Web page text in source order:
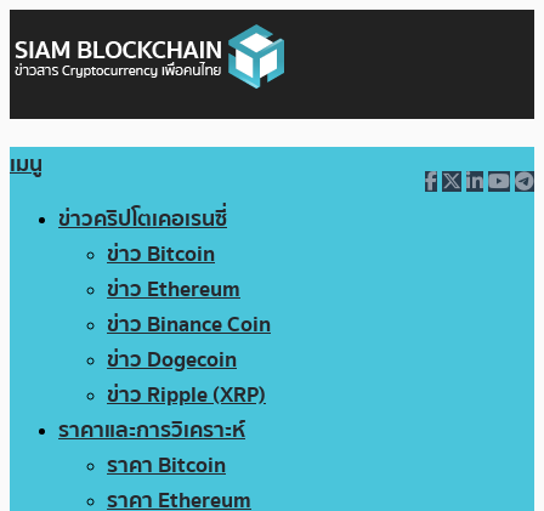
เมนู
ข่าวคริปโตเคอเรนซี่
ข่าว Bitcoin
ข่าว Ethereum
ข่าว Binance Coin
ข่าว Dogecoin
ข่าว Ripple (XRP)
ราคาและการวิเคราะห์
ราคา Bitcoin
ราคา Ethereum